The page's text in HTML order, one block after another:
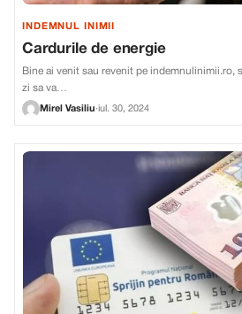
INDEMNUL INIMII
Cardurile de energie
Bine ai venit sau revenit pe indemnulinimii.ro,
zi sa va…
Mirel Vasiliu ·iul. 30, 2024